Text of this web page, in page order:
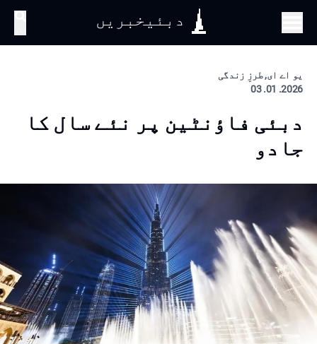
دبئیخبریں
یو اے ای, طرزِ زندگی
2026. 01. 03
دبئی فاؤنٹین پر نئے سال کا
جادو